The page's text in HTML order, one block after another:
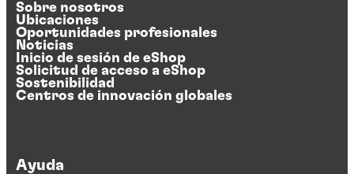
Sobre nosotros
Ubicaciones
Oportunidades profesionales
Noticias
Inicio de sesión de eShop
Solicitud de acceso a eShop
Sostenibilidad
Centros de innovación globales
Ayuda